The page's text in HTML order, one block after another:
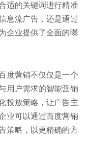
适的关键词进行精准
息流广告，还是通过
企业提供了全面的曝
度营销不仅仅是一个
用户需求的智能营销
投放策略，让广告主
业可以通过百度营销
策略，以更精确的方